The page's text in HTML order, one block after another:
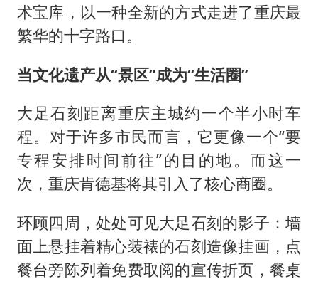
术宝库，以一种全新的方式走进了重庆最
繁华的十字路口。
当文化遗产从“景区”成为“生活圈”
大足石刻距离重庆主城约一个半小时车
程。对于许多市民而言，它更像一个“要
专程安排时间前往”的目的地。而这一
次，重庆肯德基将其引入了核心商圈。
环顾四周，处处可见大足石刻的影子：墙
面上悬挂着精心装裱的石刻造像挂画，点
餐台旁陈列着免费取阅的宣传折页，餐桌